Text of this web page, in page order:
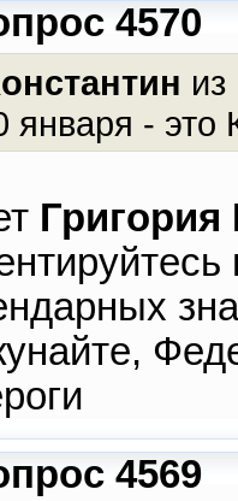
4570
из
января - это
4569